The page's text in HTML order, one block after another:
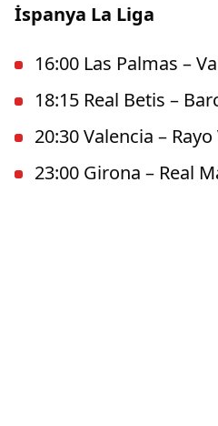
İspanya La Liga
16:00 Las Palmas –
18:15 Real Betis –
20:30 Valencia –
23:00 Girona – Real